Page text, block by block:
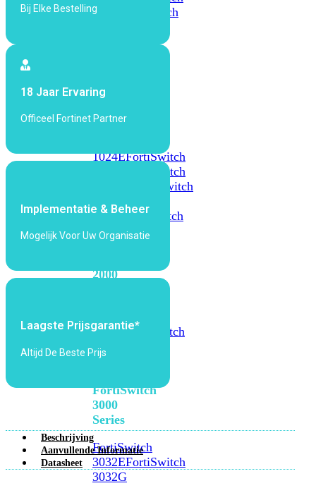
648F
FortiSwitch
1000
Series
1024EFortiSwitch
FortiSwitch
FortiSwitch
T1024F-
FPOEFortiSwitch
1048G
2000
2048FFortiSwitch
2048F-
B2F
FortiSwitch
3000
Series
FortiSwitch
3032EFortiSwitch
3032G
Bij Elke Bestelling
18 Jaar Ervaring
Officeel Fortinet Partner
Implementatie & Beheer
Mogelijk Voor Uw Organisatie
Laagste Prijsgarantie*
Altijd De Beste Prijs
Beschrijving
Aanvullende Informatie
Datasheet